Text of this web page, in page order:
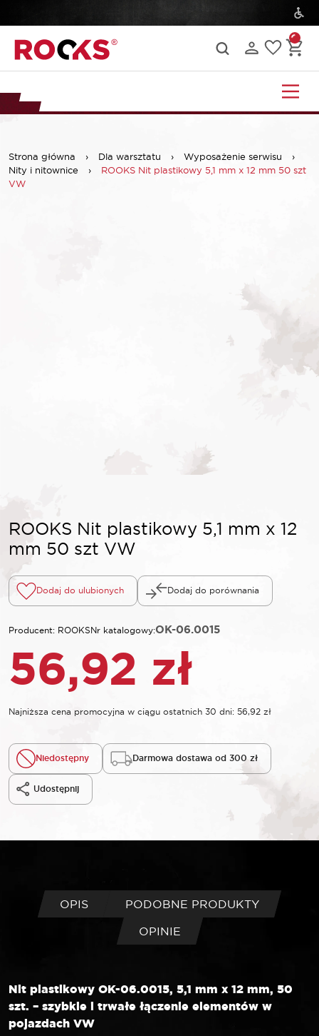
Strona główna › Dla warsztatu › Wyposażenie serwisu
›
Nity i nitownice
›
ROOKS Nit plastikowy 5,1 mm x 12 mm 50 szt
VW
ROOKS Nit plastikowy 5,1 mm x 12
mm 50 szt VW
Dodaj do ulubionych Dodaj do porównania
Producent: ROOKSNr katalogowy:OK-06.0015
56,92 zł
Najniższa cena promocyjna w ciągu ostatnich 30 dni: 56,92 zł
Niedostępny Darmowa dostawa od 300 zł
Udostępnij
OPIS
PODOBNE PRODUKTY
OPINIE
Nit plastikowy OK-06.0015, 5,1 mm x 12 mm, 50
szt. – szybkie i trwałe łączenie elementów w
pojazdach VW